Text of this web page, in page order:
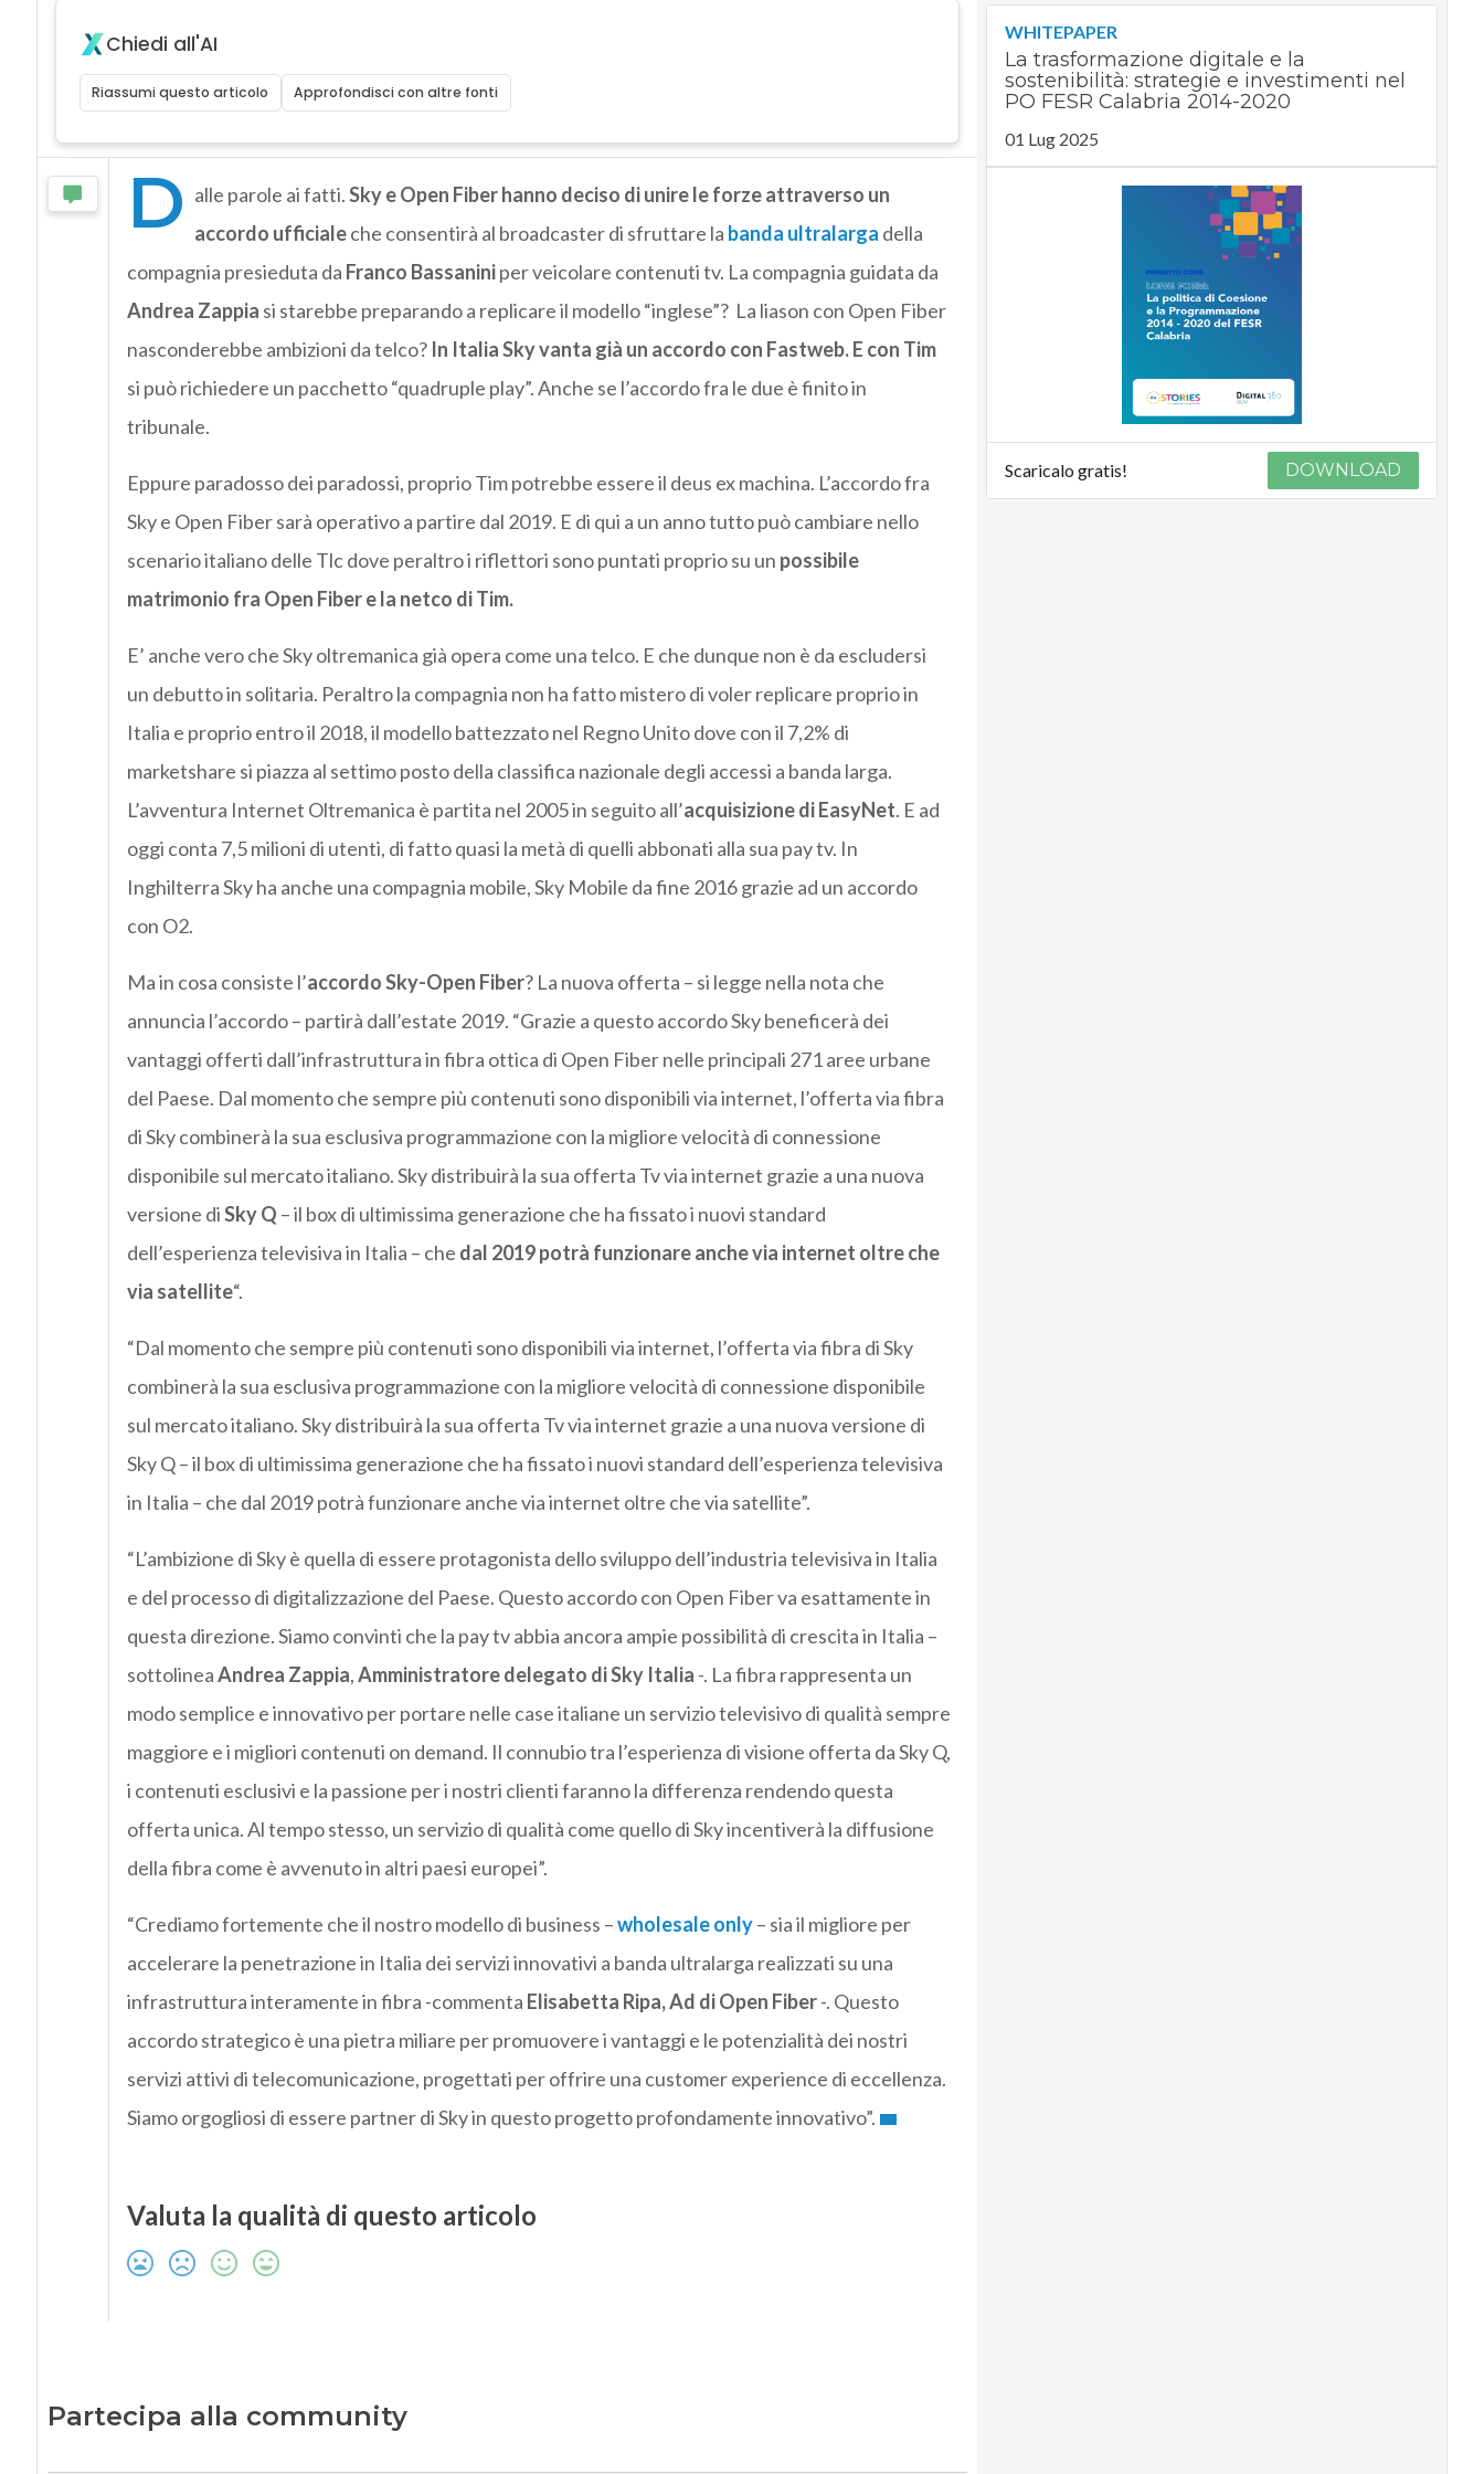
Chiedi all'AI
Riassumi questo articolo Approfondisci con altre fonti
D alle parole ai fatti.Sky e Open Fiber hanno deciso di unire le forze attraverso un
accordo ufficialeche consentirà al broadcaster di sfruttare la banda ultralarga della
compagnia presieduta da Franco Bassaniniper veicolare contenuti tv. La compagnia guidata da
Andrea Zappia si starebbe preparando a replicare il modello “inglese”? La liason con Open Fiber
nasconderebbe ambizioni da telco? In Italia Sky vanta già un accordo con Fastweb. E con Tim
si può richiedere un pacchetto “quadruple play”. Anche se l’accordo fra le due è finito in
tribunale.
Eppure paradosso dei paradossi, proprio Tim potrebbe essere il deus ex machina. L’accordo fra
Sky e Open Fiber sarà operativo a partire dal 2019. E di qui a un anno tutto può cambiare nello
scenario italiano delle Tlc dove peraltro i riflettori sono puntati proprio su un possibile
matrimonio fra Open Fiber e la netco di Tim.
E’ anche vero che Sky oltremanica già opera come una telco. E che dunque non è da escludersi
un debutto in solitaria. Peraltro la compagnia non ha fatto mistero di voler replicare proprio in
Italia e proprio entro il 2018, il modello battezzato nel Regno Unito dove con il 7,2% di
marketshare si piazza al settimo posto della classifica nazionale degli accessi a banda larga.
L’avventura Internet Oltremanica è partita nel 2005 in seguito all’acquisizione di EasyNet. E ad
oggi conta 7,5 milioni di utenti, di fatto quasi la metà di quelli abbonati alla sua pay tv. In
Inghilterra Sky ha anche una compagnia mobile, Sky Mobile da fine 2016 grazie ad un accordo
con O2.
Ma in cosa consiste l’accordo Sky-Open Fiber? La nuova offerta – si legge nella nota che
annuncia l’accordo – partirà dall’estate 2019. “Grazie a questo accordo Sky beneficerà dei
vantaggi offerti dall’infrastruttura in fibra ottica di Open Fiber nelle principali 271 aree urbane
del Paese. Dal momento che sempre più contenuti sono disponibili via internet, l’offerta via fibra
di Sky combinerà la sua esclusiva programmazione con la migliore velocità di connessione
disponibile sul mercato italiano. Sky distribuirà la sua offerta Tv via internet grazie a una nuova
versione diSky Q – il box di ultimissima generazione che ha fissato i nuovi standard
dell’esperienza televisiva in Italia – che dal 2019 potrà funzionare anche via internet oltre che
via satellite“.
“Dal momento che sempre più contenuti sono disponibili via internet, l’offerta via fibra di Sky
combinerà la sua esclusiva programmazione con la migliore velocità di connessione disponibile
sul mercato italiano. Sky distribuirà la sua offerta Tv via internet grazie a una nuova versione di
Sky Q – il box di ultimissima generazione che ha fissato i nuovi standard dell’esperienza televisiva
in Italia – che dal 2019 potrà funzionare anche via internet oltre che via satellite”.
“L’ambizione di Sky è quella di essere protagonista dello sviluppo dell’industria televisiva in Italia
e del processo di digitalizzazione del Paese. Questo accordo con Open Fiber va esattamente in
questa direzione. Siamo convinti che la pay tv abbia ancora ampie possibilità di crescita in Italia –
sottolineaAndrea Zappia,Amministratore delegato di Sky Italia -. La fibra rappresenta un
modo semplice e innovativo per portare nelle case italiane un servizio televisivo di qualità sempre
maggiore e i migliori contenuti on demand. Il connubio tra l’esperienza di visione offerta da Sky Q,
i contenuti esclusivi e la passione per i nostri clienti faranno la differenza rendendo questa
offerta unica. Al tempo stesso, un servizio di qualità come quello di Sky incentiverà la diffusione
della fibra come è avvenuto in altri paesi europei”.
“Crediamo fortemente che il nostro modello di business –wholesale only– sia il migliore per
accelerare la penetrazione in Italia dei servizi innovativi a banda ultralarga realizzati su una
infrastruttura interamente in fibra -commenta Elisabetta Ripa, Ad di Open Fiber-. Questo
accordo strategico è una pietra miliare per promuovere i vantaggi e le potenzialità dei nostri
servizi attivi di telecomunicazione, progettati per offrire una customer experience di eccellenza.
Siamo orgogliosi di essere partner di Sky in questo progetto profondamente innovativo”.
Valuta la qualità di questo articolo
Partecipa alla community
WHITEPAPER
La trasformazione digitale e la
sostenibilità: strategie e investimenti nel
PO FESR Calabria 2014-2020
01 Lug 2025
Scaricalo gratis! DOWNLOAD